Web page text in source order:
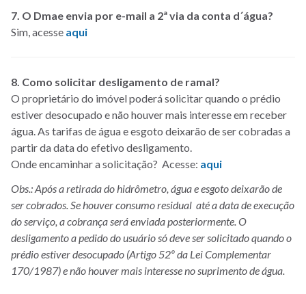
7. O Dmae envia por e-mail a 2ª via da conta d´água?
Sim, acesse aqui
8. Como solicitar desligamento de ramal?
O proprietário do imóvel poderá solicitar quando o prédio
estiver desocupado e não houver mais interesse em receber
água. As tarifas de água e esgoto deixarão de ser cobradas a
partir da data do efetivo desligamento.
Onde encaminhar a solicitação? Acesse: aqui
Obs.: Após a retirada do hidrômetro, água e esgoto deixarão de
ser cobrados. Se houver consumo residual até a data de execução
do serviço, a cobrança será enviada posteriormente. O
desligamento a pedido do usuário só deve ser solicitado quando o
prédio estiver desocupado (Artigo 52º da Lei Complementar
170/1987) e não houver mais interesse no suprimento de água.